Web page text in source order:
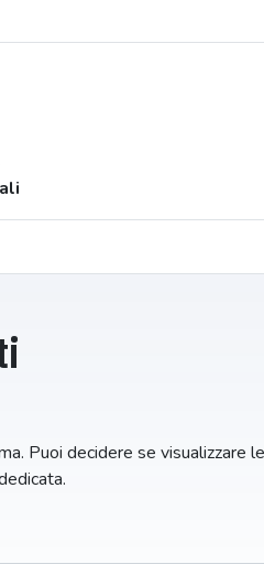
Puoi decidere se visualizzare